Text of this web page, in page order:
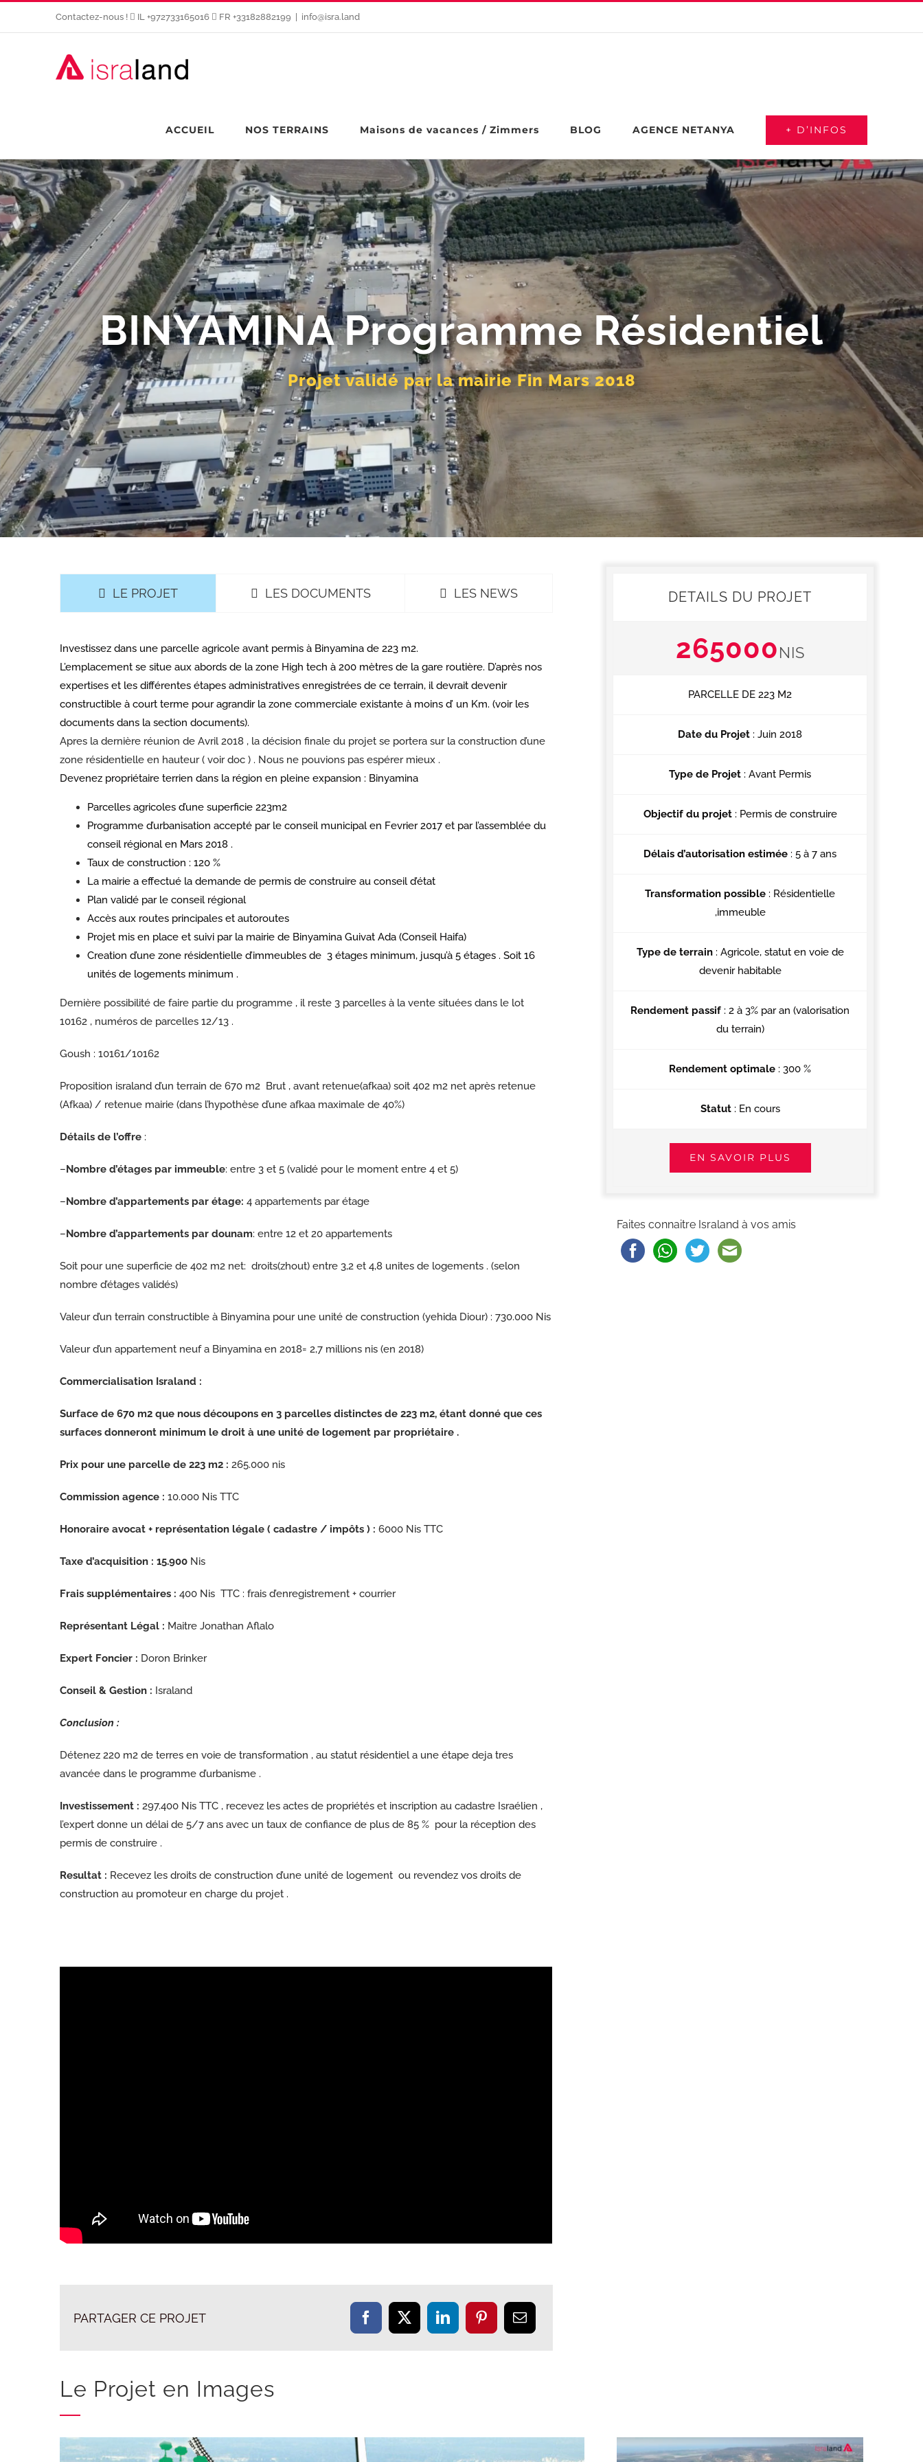
Contactez-nous ! IL +972733165016 FR +33182882199 info@isra.land
ACCUEIL NOS TERRAINS Maisons de vacances / Zimmers BLOG AGENCE NETANYA + D’INFOS
BINYAMINA Programme Résidentiel
Projet validé par la mairie Fin Mars 2018
LE PROJET LES DOCUMENTS LES NEWS
Investissez dans une parcelle agricole avant permis à Binyamina de 223 m2.
L’emplacement se situe aux abords de la zone High tech à 200 mètres de la gare routière. D’après nos
expertises et les différentes étapes administratives enregistrées de ce terrain, il devrait devenir
constructible à court terme pour agrandir la zone commerciale existante à moins d’ un Km. (voir les
documents dans la section documents).
Apres la dernière réunion de Avril 2018 , la décision finale du projet se portera sur la construction d’une
zone résidentielle en hauteur ( voir doc ) . Nous ne pouvions pas espérer mieux .
Devenez propriétaire terrien dans la région en pleine expansion : Binyamina
Parcelles agricoles d’une superficie 223m2
Programme d’urbanisation accepté par le conseil municipal en Fevrier 2017 et par l’assemblée du
conseil régional en Mars 2018 .
Taux de construction : 120 %
La mairie a effectué la demande de permis de construire au conseil d’état
Plan validé par le conseil régional
Accès aux routes principales et autoroutes
Projet mis en place et suivi par la mairie de Binyamina Guivat Ada (Conseil Haifa)
Creation d’une zone résidentielle d’immeubles de 3 étages minimum, jusqu’à 5 étages . Soit 16
unités de logements minimum .
Dernière possibilité de faire partie du programme , il reste 3 parcelles à la vente situées dans le lot
10162 , numéros de parcelles 12/13 .
Goush : 10161/10162
Proposition israland d’un terrain de 670 m2 Brut , avant retenue(afkaa) soit 402 m2 net après retenue
(Afkaa) / retenue mairie (dans l’hypothèse d’une afkaa maximale de 40%)
Détails de l’offre :
– Nombre d’étages par immeuble: entre 3 et 5 (validé pour le moment entre 4 et 5)
– Nombre d’appartements par étage: 4 appartements par étage
– Nombre d’appartements par dounam: entre 12 et 20 appartements
Soit pour une superficie de 402 m2 net: droits(zhout) entre 3,2 et 4,8 unites de logements . (selon
nombre d’étages validés)
Valeur d’un terrain constructible à Binyamina pour une unité de construction (yehida Diour) : 730.000 Nis
Valeur d’un appartement neuf a Binyamina en 2018= 2,7 millions nis (en 2018)
Commercialisation Israland :
Surface de 670 m2 que nous découpons en 3 parcelles distinctes de 223 m2, étant donné que ces
surfaces donneront minimum le droit à une unité de logement par propriétaire .
Prix pour une parcelle de 223 m2 : 265.000 nis
Commission agence : 10.000 Nis TTC
Honoraire avocat + représentation légale ( cadastre / impôts ) : 6000 Nis TTC
Taxe d’acquisition : 15.900 Nis
Frais supplémentaires : 400 Nis TTC : frais d’enregistrement + courrier
Représentant Légal : Maitre Jonathan Aflalo
Expert Foncier : Doron Brinker
Conseil & Gestion : Israland
Conclusion :
Détenez 220 m2 de terres en voie de transformation , au statut résidentiel a une étape deja tres
avancée dans le programme d’urbanisme .
Investissement : 297.400 Nis TTC , recevez les actes de propriétés et inscription au cadastre Israélien ,
l’expert donne un délai de 5/7 ans avec un taux de confiance de plus de 85 % pour la réception des
permis de construire .
Resultat : Recevez les droits de construction d’une unité de logement ou revendez vos droits de
construction au promoteur en charge du projet .
PARTAGER CE PROJET
DETAILS DU PROJET
265000NIS
PARCELLE DE 223 M2
Date du Projet : Juin 2018
Type de Projet : Avant Permis
Objectif du projet : Permis de construire
Délais d’autorisation estimée : 5 à 7 ans
Transformation possible : Résidentielle
,immeuble
Type de terrain : Agricole, statut en voie de
devenir habitable
Rendement passif : 2 à 3% par an (valorisation
du terrain)
Rendement optimale : 300 %
Statut : En cours
EN SAVOIR PLUS
Faites connaitre Israland à vos amis
Le Projet en Images